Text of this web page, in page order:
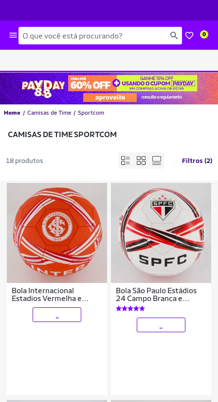
Busca 0
Home Camisas de Time Sportcom
CAMISAS DE TIME SPORTCOM
18 produtos Filtros (2)
Bola Internacional
Estadios Vermelha e
Branca
Bola São Paulo Estádios
24 Campo Branca e
Vermelha